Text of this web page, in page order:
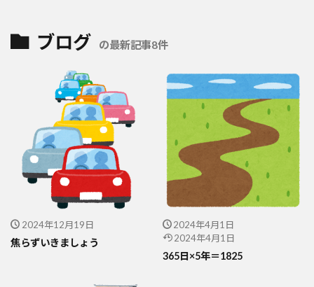
ブログ の最新記事8件
2024年12月19日
焦らずいきましょう
2024年4月1日
2024年4月1日
365日×5年＝1825